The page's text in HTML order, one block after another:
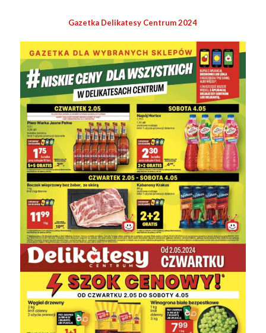
Gazetka Delikatesy Centrum 2024